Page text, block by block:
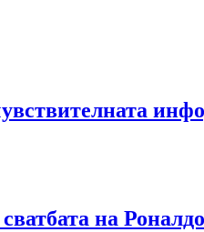
сватбата на